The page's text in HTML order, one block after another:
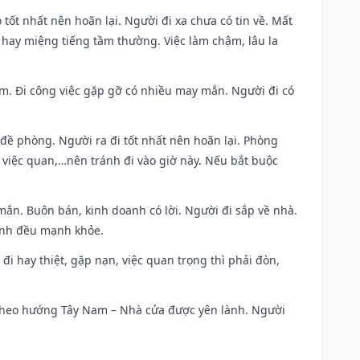
nhất nên hoãn lại. Người đi xa chưa có tin về. Mất
miệng tiếng tầm thường. Việc làm chậm, lâu la
Đi công việc gặp gỡ có nhiều may mắn. Người đi có
phòng. Người ra đi tốt nhất nên hoãn lại. Phòng
quan,…nên tránh đi vào giờ này. Nếu bắt buộc
Buôn bán, kinh doanh có lời. Người đi sắp về nhà.
đều mạnh khỏe.
hay thiệt, gặp nạn, việc quan trọng thì phải đòn,
hướng Tây Nam – Nhà cửa được yên lành. Người